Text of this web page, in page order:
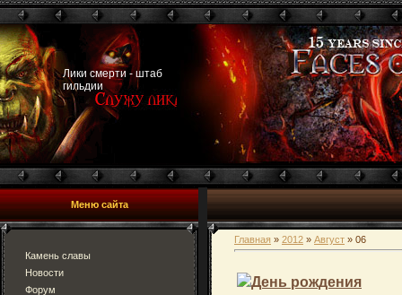
Лики смерти - штаб
гильдии
Меню сайта
Камень славы
Новости
Форум
Главная » 2012 » Август » 06
День рождения